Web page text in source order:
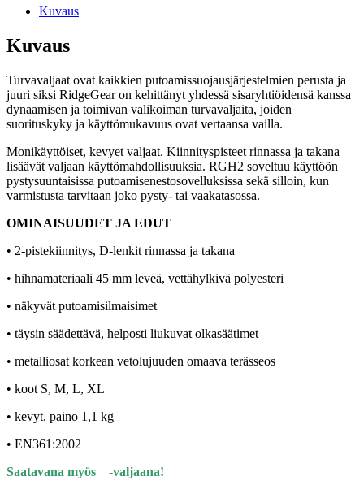
pistekiinnitys
määrä
Kuvaus
Kuvaus
Turvavaljaat ovat kaikkien putoamissuojausjärjestelmien perusta ja
juuri siksi RidgeGear on kehittänyt yhdessä sisaryhtiöidensä kanssa
dynaamisen ja toimivan valikoiman turvavaljaita, joiden
suorituskyky ja käyttömukavuus ovat vertaansa vailla.
Monikäyttöiset, kevyet valjaat. Kiinnityspisteet rinnassa ja takana
lisäävät valjaan käyttömahdollisuuksia. RGH2 soveltuu käyttöön
pystysuuntaisissa putoamisenestosovelluksissa sekä silloin, kun
varmistusta tarvitaan joko pysty- tai vaakatasossa.
OMINAISUUDET JA EDUT
• 2-pistekiinnitys, D-lenkit rinnassa ja takana
• hihnamateriaali 45 mm leveä, vettähylkivä polyesteri
• näkyvät putoamisilmaisimet
• täysin säädettävä, helposti liukuvat olkasäätimet
• metalliosat korkean vetolujuuden omaava terässeos
• koot S, M, L, XL
• kevyt, paino 1,1 kg
• EN361:2002
Saatavana myös
-valjaana!